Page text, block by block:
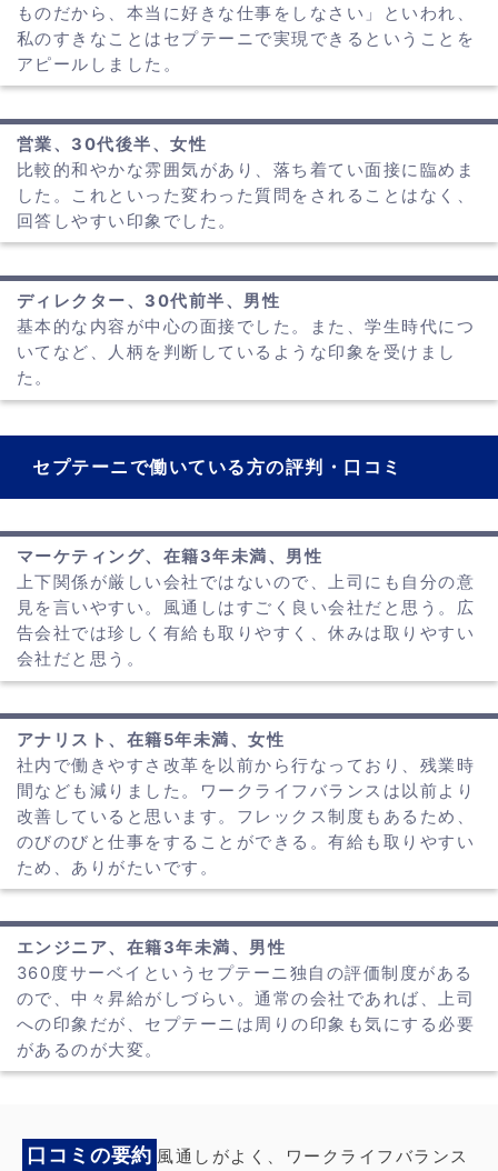
ものだから、本当に好きな仕事をしなさい」といわれ、
私のすきなことはセプテーニで実現できるということを
アピールしました。
営業、30代後半、女性
比較的和やかな雰囲気があり、落ち着てい面接に臨めま
した。これといった変わった質問をされることはなく、
回答しやすい印象でした。
ディレクター、30代前半、男性
基本的な内容が中心の面接でした。また、学生時代につ
いてなど、人柄を判断しているような印象を受けまし
た。
セプテーニで働いている方の評判・口コミ
マーケティング、在籍3年未満、男性
上下関係が厳しい会社ではないので、上司にも自分の意
見を言いやすい。風通しはすごく良い会社だと思う。広
告会社では珍しく有給も取りやすく、休みは取りやすい
会社だと思う。
アナリスト、在籍5年未満、女性
社内で働きやすさ改革を以前から行なっており、残業時
間なども減りました。ワークライフバランスは以前より
改善していると思います。フレックス制度もあるため、
のびのびと仕事をすることができる。有給も取りやすい
ため、ありがたいです。
エンジニア、在籍3年未満、男性
360度サーベイというセプテーニ独自の評価制度がある
ので、中々昇給がしづらい。通常の会社であれば、上司
への印象だが、セプテーニは周りの印象も気にする必要
があるのが大変。
口コミの要約 風通しがよく、ワークライフバランス